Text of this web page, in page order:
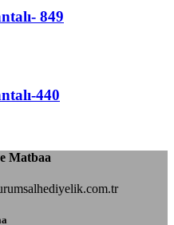
849
440
Matbaa